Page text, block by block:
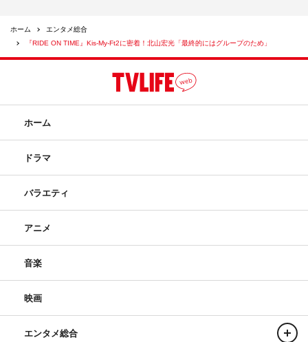
ホーム
エンタメ総合
『RIDE ON TIME』Kis-My-Ft2に密着！北山宏光「最終的にはグループのため」
ホーム
ドラマ
バラエティ
アニメ
音楽
映画
エンタメ総合